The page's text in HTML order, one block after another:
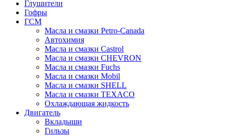
Глушители
Гофры
ГСМ
Масла и смазки Petro-Canada
Автохимия
Масла и смазки Castrol
Масла и смазки CHEVRON
Масла и смазки Fuchs
Масла и смазки Mobil
Масла и смазки SHELL
Масла и смазки TEXACO
Охлаждающая жидкость
Двигатель
Вкладыши
Гильзы